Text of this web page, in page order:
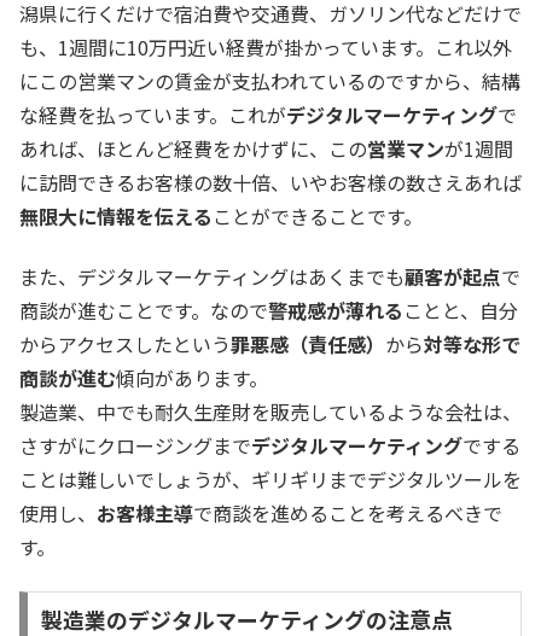
潟県に行くだけで宿泊費や交通費、ガソリン代などだけで
も、1週間に10万円近い経費が掛かっています。これ以外
にこの営業マンの賃金が支払われているのですから、結構
な経費を払っています。これがデジタルマーケティングで
あれば、ほとんど経費をかけずに、この営業マンが1週間
に訪問できるお客様の数十倍、いやお客様の数さえあれば
無限大に情報を伝える ことができることです。
また、デジタルマーケティングはあくまでも顧客が起点で
商談が進むことです。なので警戒感が薄れる ことと、自分
からアクセスしたという罪悪感（責任感） から対等な形で
商談が進む傾向があります。
製造業、中でも耐久生産財を販売しているような会社は、
さすがにクロージングまでデジタルマーケティングでする
ことは難しいでしょうが、ギリギリまでデジタルツールを
使用し、 お客様主導で商談を進めることを考えるべきで
す。
製造業のデジタルマーケティングの注意点